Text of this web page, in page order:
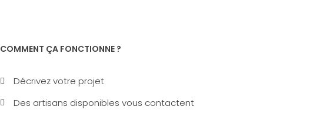
COMMENT ÇA FONCTIONNE ?
Décrivez votre projet
Des artisans disponibles vous contactent